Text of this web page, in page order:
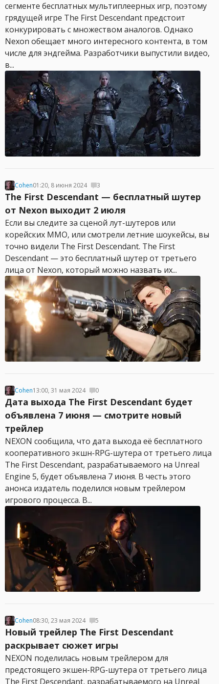
сегменте бесплатных мультиплеерных игр, поэтому
грядущей игре The First Descendant предстоит
конкурировать с множеством аналогов. Однако
Nexon обещает много интересного контента, в том
числе для эндгейма. Разработчики выпустили видео,
в...
Cohen01:20, 8 июня 2024 3
The First Descendant — бесплатный шутер
от Nexon выходит 2 июля
Если вы следите за сценой лут-шутеров или
корейских MMO, или смотрели летние шоукейсы, вы
точно видели The First Descendant. The First
Descendant — это бесплатный шутер от третьего
лица от Nexon, который можно назвать их...
Cohen13:00, 31 мая 2024 0
Дата выхода The First Descendant будет
объявлена 7 июня — смотрите новый
трейлер
NEXON сообщила, что дата выхода её бесплатного
кооперативного экшн-RPG-шутера от третьего лица
The First Descendant, разрабатываемого на Unreal
Engine 5, будет объявлена 7 июня. В честь этого
анонса издатель поделился новым трейлером
игрового процесса. В...
Cohen08:30, 23 мая 2024 5
Новый трейлер The First Descendant
раскрывает сюжет игры
NEXON поделилась новым трейлером для
предстоящего экшен-RPG-шутера от третьего лица
The First Descendant, разрабатываемого на Unreal